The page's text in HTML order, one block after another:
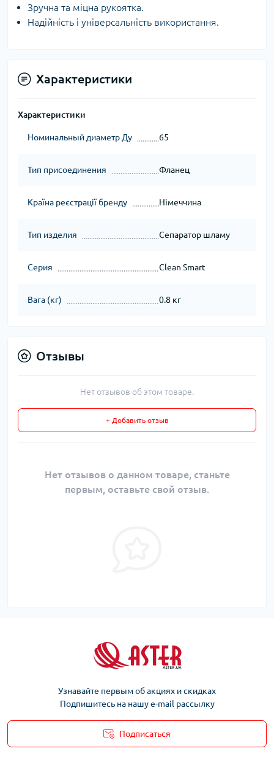
Зручна та міцна рукоятка.
Надійність і універсальність використання.
Характеристики
Характеристики
Номинальный диаметр Ду 65
Тип присоединения Фланец
Країна реєстрації бренду Німеччина
Тип изделия Сепаратор шламу
Серия Clean Smart
Вага (кг) 0.8 кг
Отзывы
Нет отзывов об этом товаре.
+ Добавить отзыв
Нет отзывов о данном товаре, станьте
первым, оставьте свой отзыв.
Узнавайте первым об акциях и скидках
Подпишитесь на нашу e-mail рассылку
Подписаться